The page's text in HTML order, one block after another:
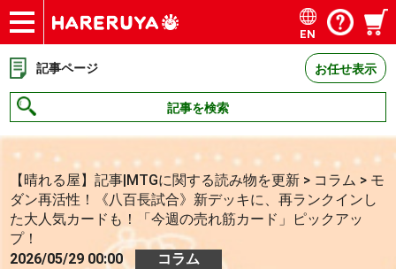
ショップ
買取
記事
デッキ検索
デッキ構築
選手一覧
店舗一覧
イベント
お問い合わせ
EN
記事ページ お任せ表示
記事を検索
【晴れる屋】記事|MTGに関する読み物を更新 > コラム > モ
ダン再活性！《八百長試合》新デッキに、再ランクインし
た大人気カードも！「今週の売れ筋カード」ピックアッ
プ！
2026/05/29 00:00
コラム